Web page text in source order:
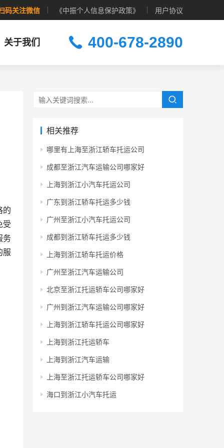
码关注微信 《中振个人信息保护政策》 用户协议
关于我们 400-678-2890
的
受
务
服
相关推荐
哪里有上海至浙江轿车托运公司
成都至浙江汽车运输公司哪家好
上海到浙江小汽车托运公司
广东到浙江轿车托运多少钱
广州至浙江小汽车托运公司
成都到浙江轿车托运多少钱
上海到浙江轿车托运价格
广州至浙江汽车运输公司
北京至浙江托运轿车公司哪家好
广州到浙江汽车运输公司哪家好
上海到浙江轿车托运公司哪家好
上海到浙江托运轿车
上海到浙江汽车运输
上海至浙江托运轿车公司哪家好
海口到浙江小汽车托运